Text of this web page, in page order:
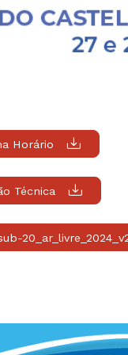
Horário
Técnica